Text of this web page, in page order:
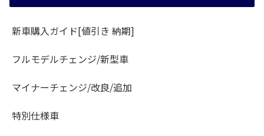
新車購入ガイド[値引き 納期]
フルモデルチェンジ/新型車
マイナーチェンジ/改良/追加
特別仕様車